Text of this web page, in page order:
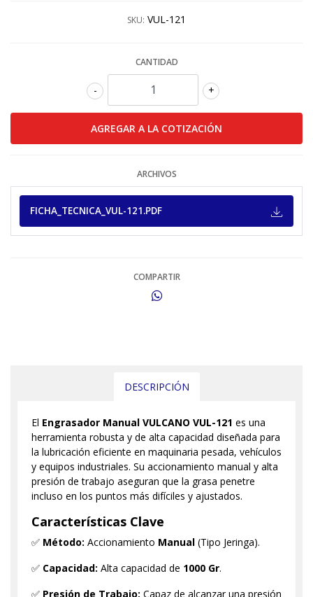
SKU: VUL-121
CANTIDAD
+
-
ARCHIVOS
FICHA_TECNICA_VUL-121.PDF
COMPARTIR
DESCRIPCIÓN
El Engrasador Manual VULCANO VUL-121 es una
herramienta robusta y de alta capacidad diseñada para
la lubricación eficiente en maquinaria pesada, vehículos
y equipos industriales. Su accionamiento manual y alta
presión de trabajo aseguran que la grasa penetre
incluso en los puntos más difíciles y ajustados.
Características Clave
✅ Método: Accionamiento Manual (Tipo Jeringa).
✅ Capacidad: Alta capacidad de 1000 Gr.
✅ Presión de Trabajo: Capaz de alcanzar una presión